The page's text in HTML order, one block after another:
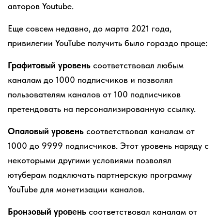
авторов Youtube.
Еще совсем недавно, до марта 2021 года,
привилегии YouTube получить было гораздо проще:
Графитовый уровень соответствовал любым
каналам до 1000 подписчиков и позволял
пользователям каналов от 100 подписчиков
претендовать на персонализированную ссылку.
Опаловый уровень соответствовал каналам от
1000 до 9999 подписчиков. Этот уровень наряду с
некоторыми другими условиями позволял
ютуберам подключать партнерскую программу
YouTube для монетизации каналов.
Бронзовый уровень соответствовал каналам от